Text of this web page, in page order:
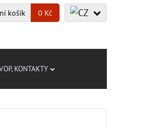
košík 0 Kč
KONTAKTY